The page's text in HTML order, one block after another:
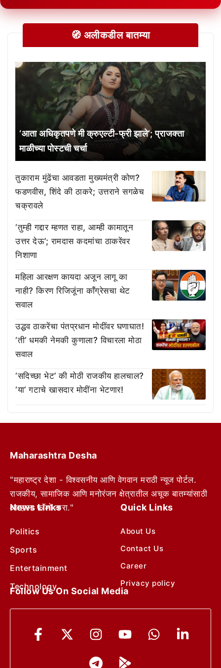
🧭 अलीकडील बातम्या
‘आता अधिकृतपणे मी क्रुएल्टी-फ्री झाले’; प्राजक्ता
माळीच्या पोस्टची चर्चा
तुकाराम मुंढेंचा आवडता मुख्यमंत्री कोण?
फडणवीस, शिंदे की ठाकरे; उत्तराने सगळेच
चक्रावले
‘तुम्ही गद्दार म्हणत राहा, आम्ही कामातून
उत्तर देऊ’; रामदास कदमांचा ठाकरेंवर
निशाणा
महिला आरक्षण कायदा अजून लागू का
नाही? किरण रिजिजूंना काँग्रेसचा थेट
सवाल
उद्धव ठाकरेंचा पंतप्रधान मोदींवर घणाघात!
‘ती’ धमकी नेमकी कुणाला? विचारला मोठा
सवाल
‘सदिच्छा भेट’ की मोठी राजकीय हालचाल?
‘या’ गटाचे खासदार मोदींना भेटणार!
Maharashtra Desha
"महाराष्ट्र देशा - विश्वसनीय आणि वेगवान मराठी न्यूज पोर्टल.
राजकीय, सामाजिक आणि मनोरंजन क्षेत्रातील अचूक बातम्यांसाठी
आम्हाला फॉलो करा."
News Links
Politics
Sports
Entertainment
Technology
Quick Links
About Us
Contact Us
Career
Privacy policy
Follow Us On Social Media